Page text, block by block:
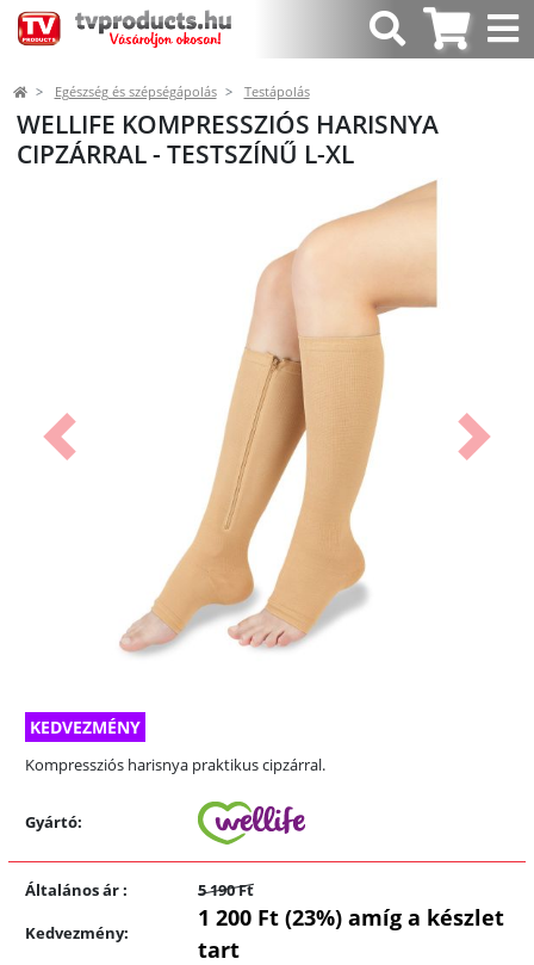
Egészség és szépségápolás Testápolás
WELLIFE KOMPRESSZIÓS HARISNYA
CIPZÁRRAL - TESTSZÍNŰ L-XL
Előző
KEDVEZMÉNY
Kompressziós harisnya praktikus cipzárral.
Gyártó:
Általános ár: 5 190 Ft
Kedvezmény:
1 200 Ft (23%) amíg a készlet
tart